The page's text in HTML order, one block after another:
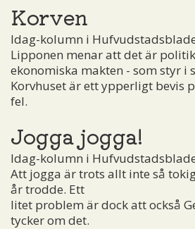
Korven
Idag-kolumn i
Lipponen menar att det är
ekonomiska makten - som styr i
Korvhuset är ett ypperligt bevis
fel.
Jogga jogga!
Idag-kolumn i
Att jogga är trots allt inte så
år trodde. Ett
litet problem är dock att också
tycker om det.